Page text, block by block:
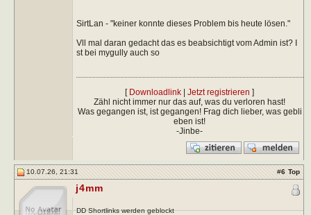
SirtLan - "keiner konnte dieses Problem bis heute lösen."
Vll mal daran gedacht das es beabsichtigt vom Admin ist? I
st bei mygully auch so
[ Downloadlink |Jetzt registrieren ]
Zähl nicht immer nur das auf, was du verloren hast!
Was gegangen ist, ist gegangen! Frag dich lieber, was gebli
eben ist!
-Jinbe-
10.07.26, 21:31 #6 Top
j4mm
DD Shortlinks werden geblockt